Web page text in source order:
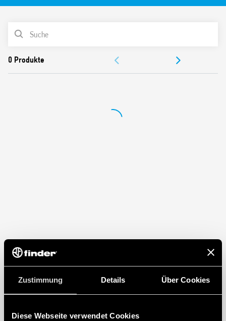
Zustimmung Details Über Cookies
Diese Webseite verwendet Cookies
230 V AC (50/60 HZ)
Nennstrom: 16A
Für Tragschiene 35 mm (EN 60715)
PRODUKTLISTE
ZULASSUNGEN